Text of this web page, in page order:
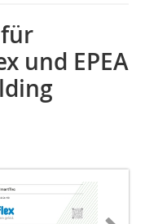
und EPEA